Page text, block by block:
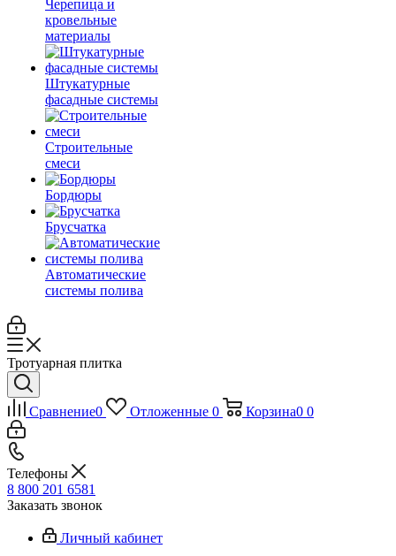
Черепица и
кровельные
материалы
Штукатурные
фасадные системы
Строительные
смеси
Бордюры
Брусчатка
Автоматические
системы полива
Тротуарная плитка
Сравнение0 Отложенные 0 Корзина0 0
Телефоны
8 800 201 6581
Заказать звонок
Личный кабинет